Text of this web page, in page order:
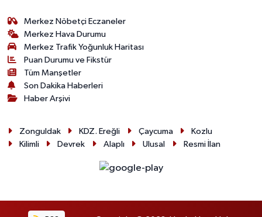
Merkez Nöbetçi Eczaneler
Merkez Hava Durumu
Merkez Trafik Yoğunluk Haritası
Puan Durumu ve Fikstür
Tüm Manşetler
Son Dakika Haberleri
Haber Arşivi
Zonguldak KDZ. Ereğli Çaycuma
Kozlu
Kilimli
Devrek Alaplı Ulusal Resmi İlan